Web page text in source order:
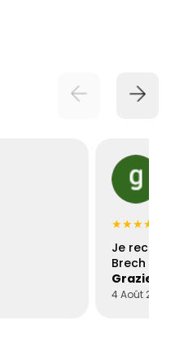
★★★★★
Je
Brech est
Graziella
4 Août 2026